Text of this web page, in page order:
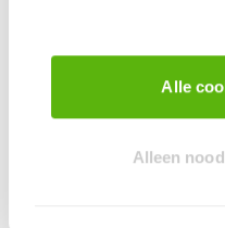
Alle
Alleen
geheimen van dit
Waarom wil je